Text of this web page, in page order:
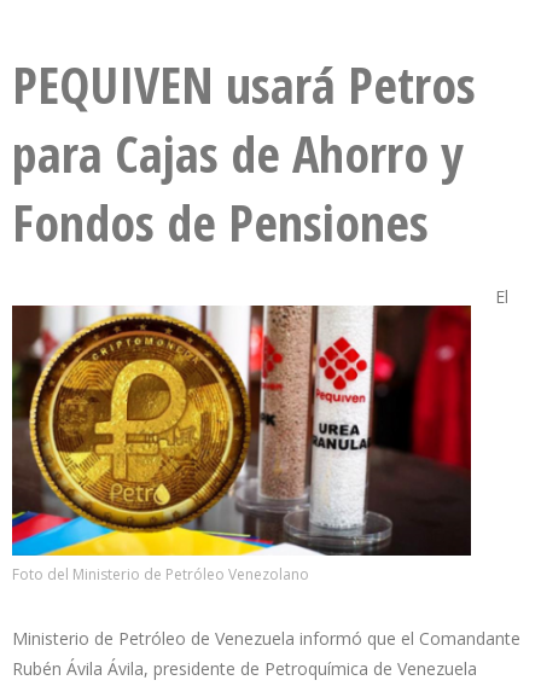
PEQUIVEN usará Petros
para Cajas de Ahorro y
Fondos de Pensiones
Foto del Ministerio de Petróleo Venezolano
El
Ministerio de Petróleo de Venezuela informó que el Comandante
Rubén Ávila Ávila, presidente de Petroquímica de Venezuela